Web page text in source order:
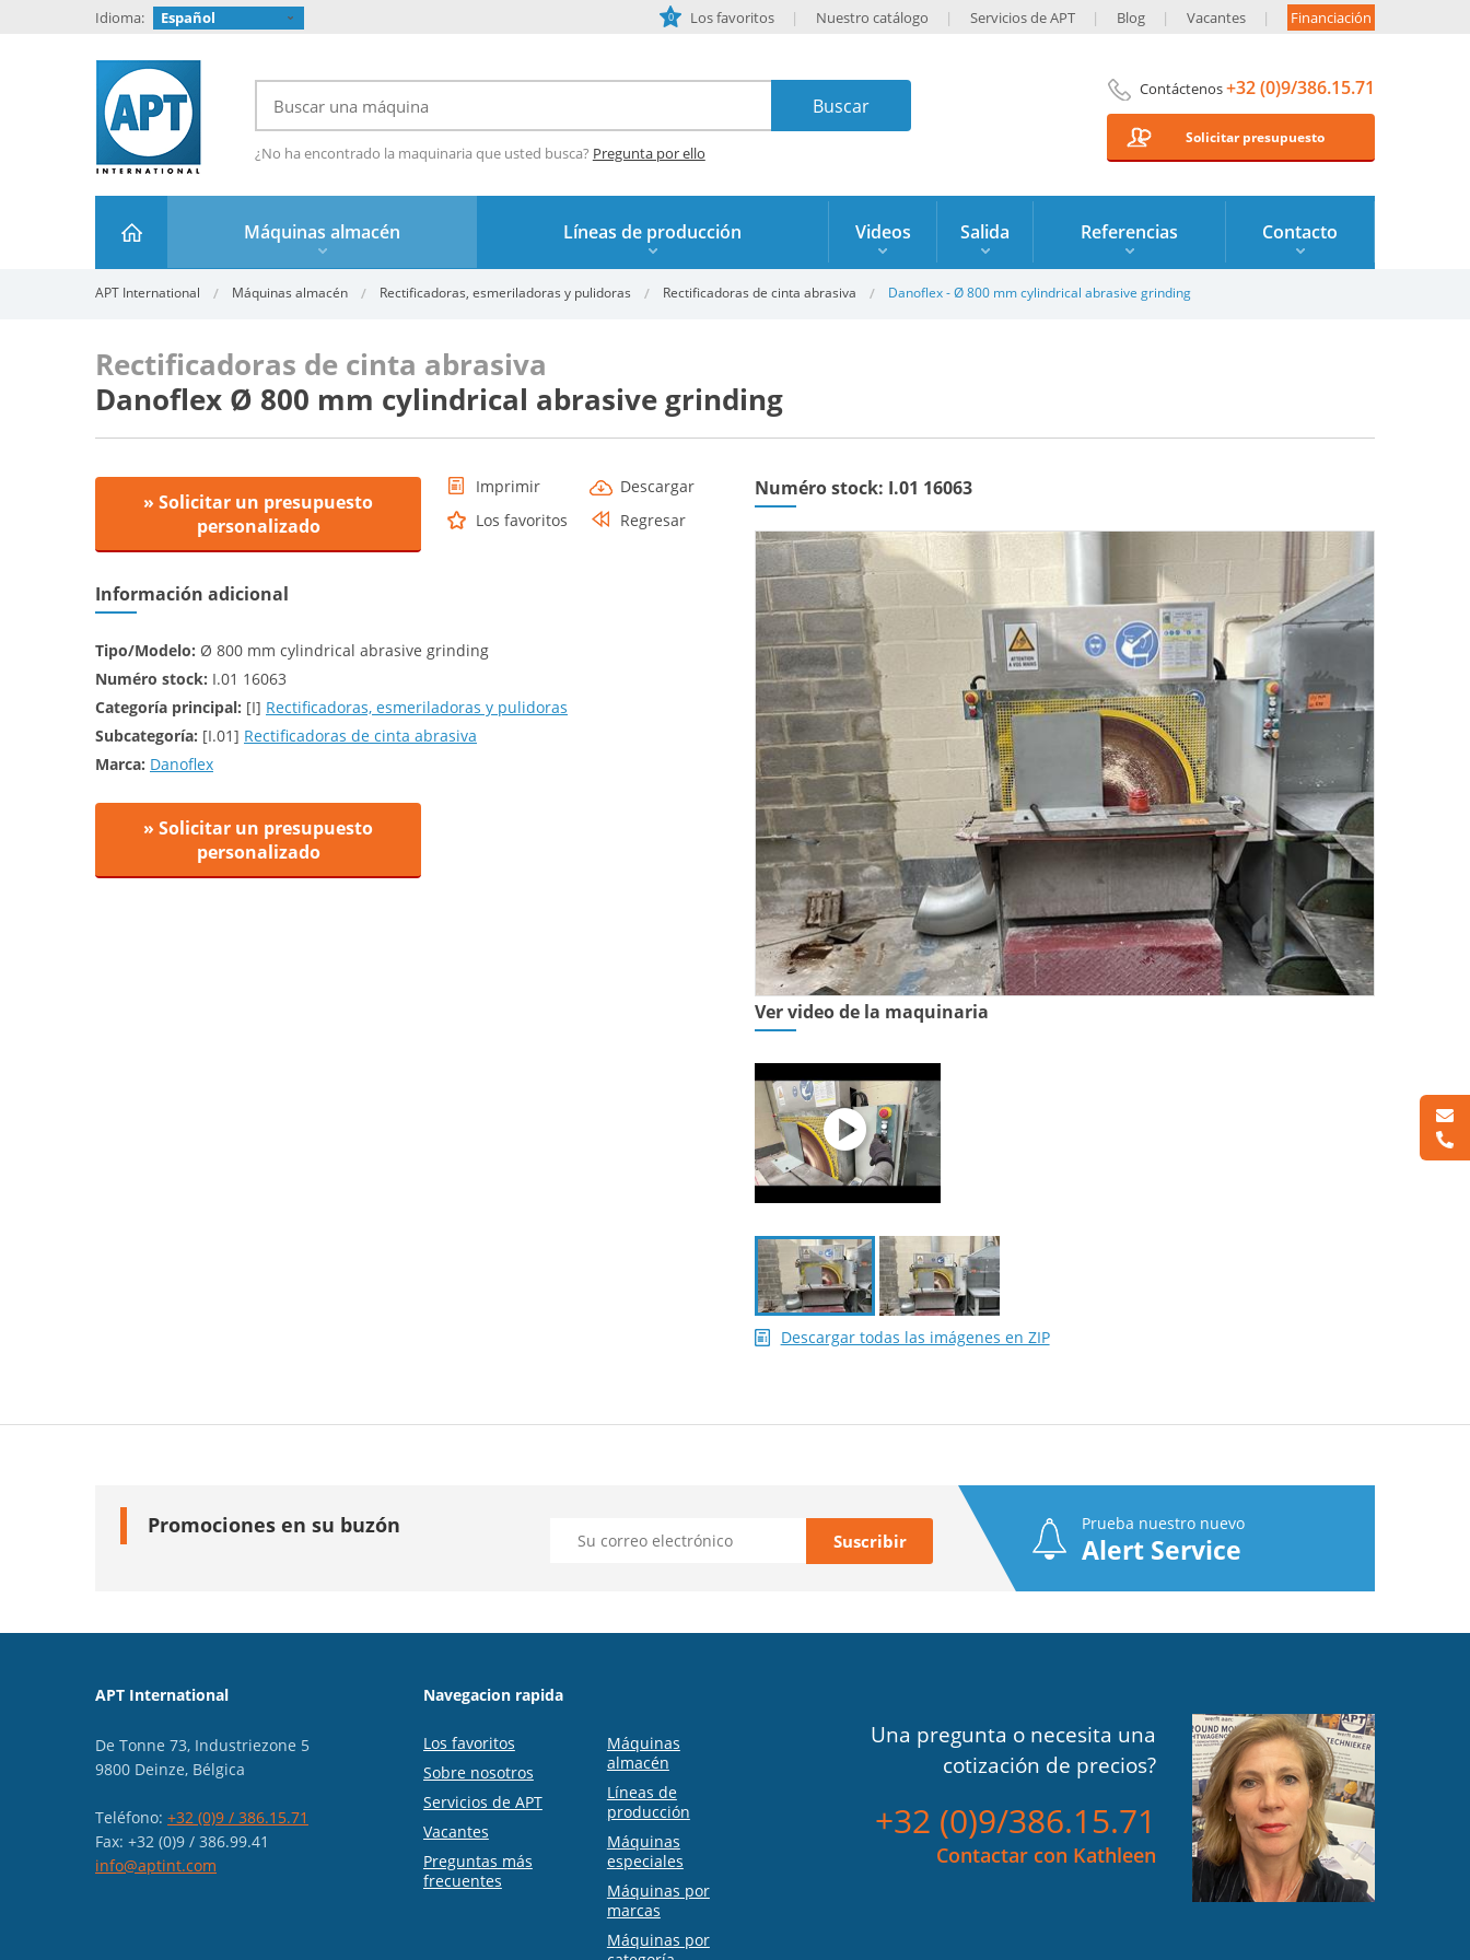
Idioma: Español 0 Los favoritos Nuestro catálogo Servicios de APT Blog Vacantes Financiación
¿No ha encontrado la maquinaria que usted busca? Pregunta por ello
Contáctenos+32 (0)9/386.15.71
Solicitar presupuesto
Máquinas almacén Líneas de producción Videos Salida Referencias Contacto
APT International Máquinas almacén Rectificadoras, esmeriladoras y pulidoras Rectificadoras de cinta abrasiva Danoflex - Ø 800 mm cylindrical abrasive grinding
Rectificadoras de cinta abrasiva
Danoflex Ø 800 mm cylindrical abrasive grinding
» Solicitar un presupuesto
personalizado
Imprimir
Descargar
Los favoritos
Regresar
Información adicional
Tipo/Modelo: Ø 800 mm cylindrical abrasive grinding
Numéro stock: I.01 16063
Categoría principal: [I] Rectificadoras, esmeriladoras y pulidoras
Subcategoría: [I.01] Rectificadoras de cinta abrasiva
Marca: Danoflex
» Solicitar un presupuesto
personalizado
Numéro stock: I.01 16063
Ver video de la maquinaria
Descargar todas las imágenes en ZIP
Promociones en su buzón Prueba nuestro nuevo
Alert Service
APT International
De Tonne 73, Industriezone 5
9800 Deinze, Bélgica
Teléfono: +32 (0)9 / 386.15.71
Fax: +32 (0)9 / 386.99.41
info@aptint.com
Navegacion rapida
Los favoritos
Sobre nosotros
Servicios de APT
Vacantes
Preguntas más
frecuentes
Máquinas
almacén
Líneas de
producción
Máquinas
especiales
Máquinas por
marcas
Máquinas por
Una pregunta o necesita una
cotización de precios?
+32 (0)9/386.15.71
Contactar con Kathleen